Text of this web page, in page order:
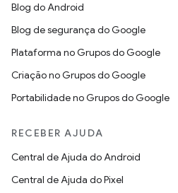
Blog do Android
Blog de segurança do Google
Plataforma no Grupos do Google
Criação no Grupos do Google
Portabilidade no Grupos do Google
RECEBER AJUDA
Central de Ajuda do Android
Central de Ajuda do Pixel